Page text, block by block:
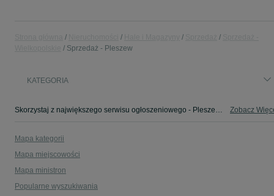
Sprzedaż - Pleszew
KATEGORIA
Skorzystaj z największego serwisu ogłoszeniowego - Pleszew i okolice! - kupuj lub sprzedawaj jeszcze wygodniej w kategorii Sprzedaż! Zobacz
Mapa kategorii
Mapa miejscowości
Mapa ministron
Popularne wyszukiwania